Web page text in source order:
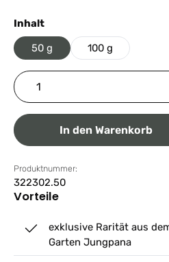
Inhaltauswählen
50 g 100 g
Produkt Anzahl: Gib den
In den Warenkorb
Produktnummer:
322302.50
Vorteile
exklusive Rarität aus
Garten Jungpana